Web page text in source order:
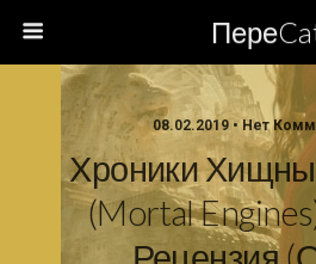
08.02.2019 • Нет
Хроники
(Mortal